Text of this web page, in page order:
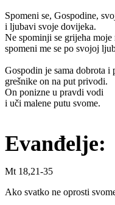
Spomeni se, Gospodine,
i ljubavi svoje dovijeka.
Ne spominji se grijeha
spomeni me se po svojoj
Gospodin je sama dobrota i
grešnike on na put privodi.
On ponizne u pravdi vodi
i uči malene putu svome.
Evanđelje:
Mt 18,21-35
Ako svatko ne oprosti